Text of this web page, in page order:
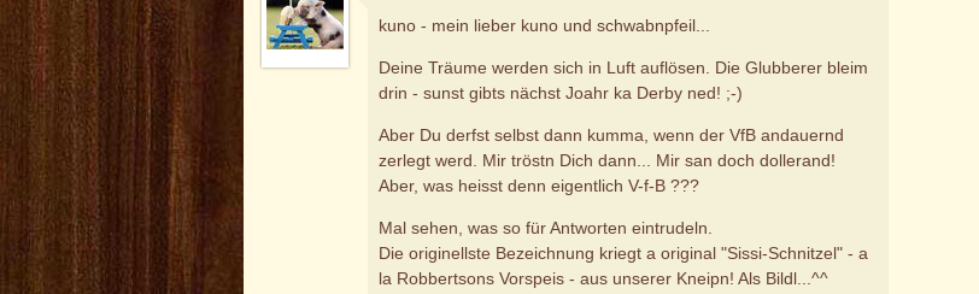
kuno - mein lieber kuno und schwabnpfeil...
Deine Träume werden sich in Luft auflösen. Die Glubberer bleim
drin - sunst gibts nächst Joahr ka Derby ned! ;-)
Aber Du derfst selbst dann kumma, wenn der VfB andauernd
zerlegt werd. Mir tröstn Dich dann... Mir san doch dollerand!
Aber, was heisst denn eigentlich V-f-B ???
Mal sehen, was so für Antworten eintrudeln.
Die originellste Bezeichnung kriegt a original "Sissi-Schnitzel" - a
la Robbertsons Vorspeis - aus unserer Kneipn! Als Bildl...^^